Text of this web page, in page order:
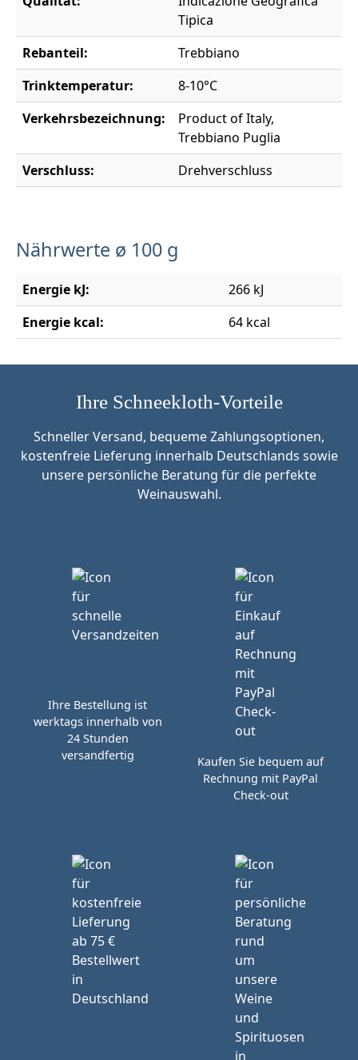
Tipica
Rebanteil:
Trebbiano
Trinktemperatur:
8-10°C
Verkehrsbezeichnung:
Product of Italy,
Trebbiano Puglia
Verschluss:
Drehverschluss
Nährwerte ø 100 g
Energie kJ:
266 kJ
Energie kcal:
64 kcal
Ihre Schneekloth-Vorteile
Schneller Versand, bequeme Zahlungsoptionen,
kostenfreie Lieferung innerhalb Deutschlands sowie
unsere persönliche Beratung für die perfekte
Weinauswahl.
Ihre Bestellung ist
werktags innerhalb von
24 Stunden
versandfertig
Kaufen Sie bequem auf
Rechnung mit PayPal
Check-out